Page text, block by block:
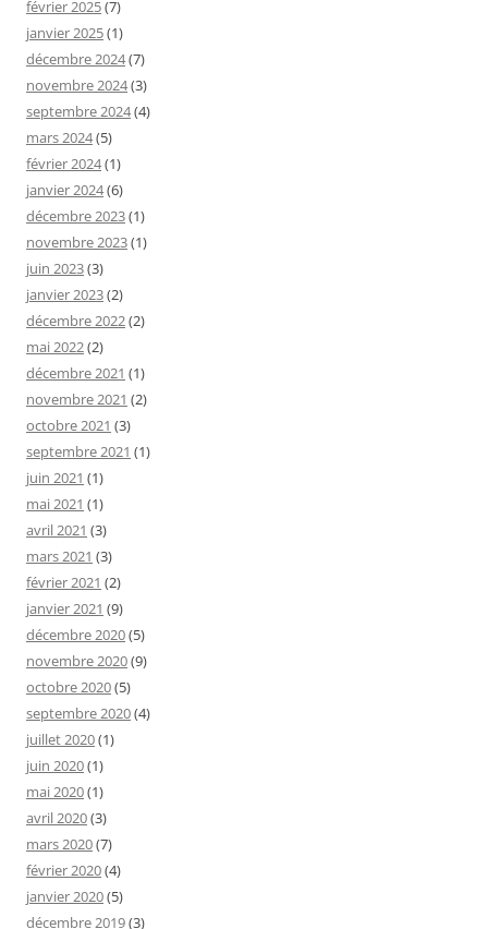
février 2025(7)
janvier 2025(1)
décembre 2024(7)
novembre 2024(3)
septembre 2024(4)
mars 2024(5)
février 2024(1)
janvier 2024(6)
décembre 2023(1)
novembre 2023(1)
juin 2023(3)
janvier 2023(2)
décembre 2022(2)
mai 2022(2)
décembre 2021 (1)
novembre 2021 (2)
octobre 2021 (3)
septembre 2021 (1)
juin 2021 (1)
mai 2021 (1)
avril 2021 (3)
mars 2021 (3)
février 2021 (2)
janvier 2021 (9)
décembre 2020(5)
novembre 2020(9)
octobre 2020(5)
septembre 2020(4)
juillet 2020(1)
juin 2020(1)
mai 2020(1)
avril 2020(3)
mars 2020(7)
février 2020(4)
janvier 2020(5)
décembre 2019(3)